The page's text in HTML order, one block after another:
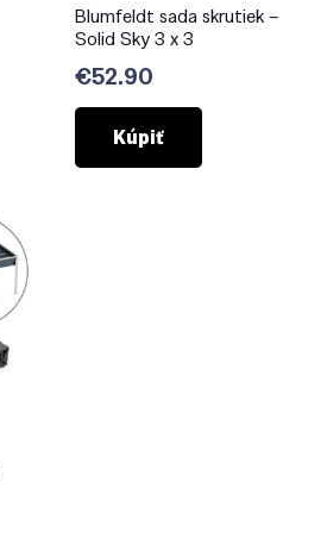
Blumfeldt sada skrutiek –
Solid Sky 3 x 3
€52.90
Kúpiť